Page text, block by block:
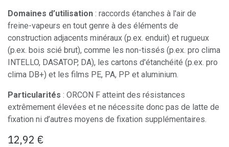
Domaines d’utilisation : raccords étanches à l'air de
freine-vapeurs en tout genre à des éléments de
construction adjacents minéraux (p.ex. enduit) et rugueux
(p.ex. bois scié brut), comme les non-tissés (p.ex. pro clima
INTELLO, DASATOP, DA), les cartons d'étanchéité (p.ex. pro
clima DB+) et les films PE, PA, PP et aluminium.
Particularités : ORCON F atteint des résistances
extrêmement élevées et ne nécessite donc pas de latte de
fixation ni d’autres moyens de fixation supplémentaires.
12,92 €